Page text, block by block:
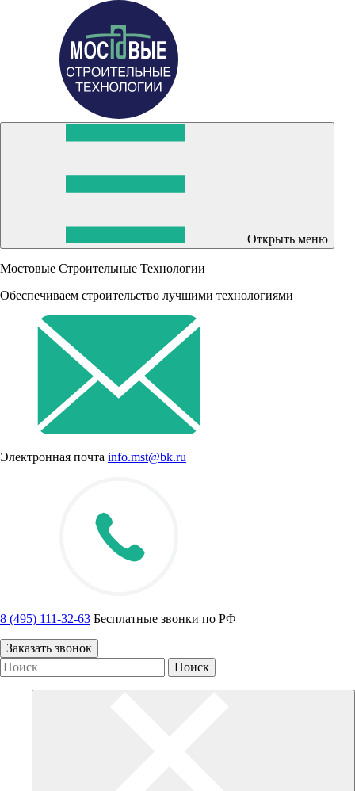
Открыть меню
Мостовые Строительные Технологии
Обеспечиваем строительство лучшими технологиями
Электронная почта info.mst@bk.ru
8 (495) 111-32-63 Бесплатные звонки по РФ
Заказать звонок